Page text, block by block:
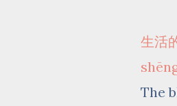
生活
The